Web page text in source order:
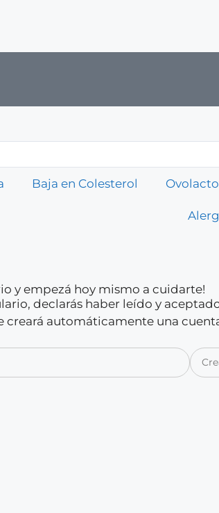
Baja en Colesterol
y empezá hoy mismo a cuidarte!
declarás haber leído y
creará automáticamente una